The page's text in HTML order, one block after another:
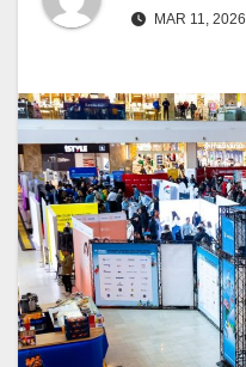
MAR 11, 2026